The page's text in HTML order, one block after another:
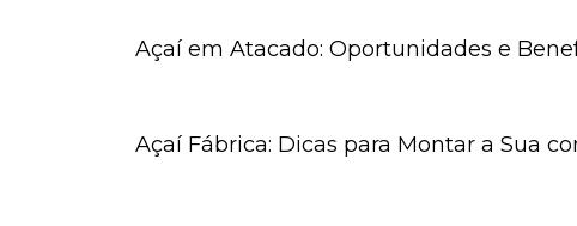
Açaí em Atacado: Oportunidades e
Açaí Fábrica: Dicas para Montar a Sua